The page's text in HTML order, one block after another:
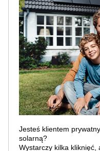
Jesteś klientem
solarną?
Wystarczy kilka kliknięć,